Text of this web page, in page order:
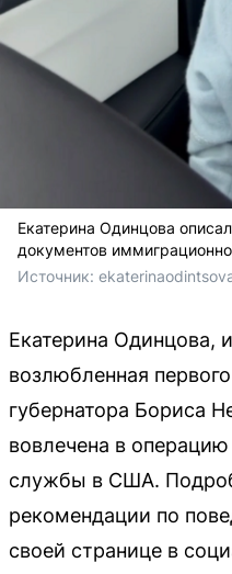
Екатерина Одинцова
документов
Источник:
Екатерина Одинцова,
возлюбленная
губернатора Бориса
вовлечена в
службы в США.
рекомендации по
своей странице в